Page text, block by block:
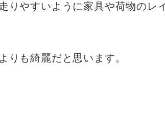
りやすいように家具や荷物のレ
りも綺麗だと思います。